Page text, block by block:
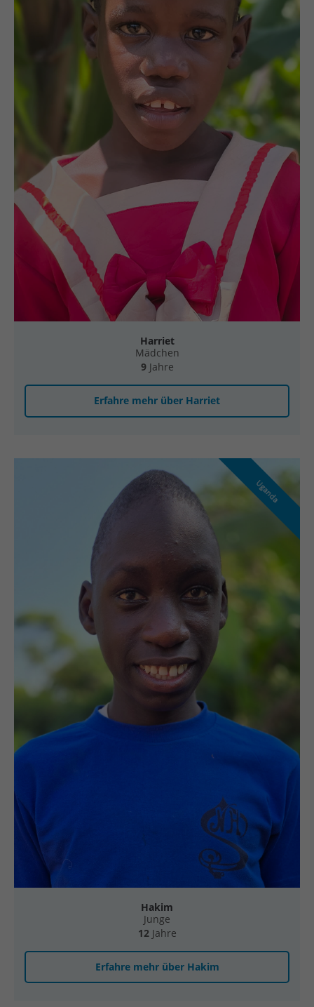
Harriet
Mädchen
9Jahre
Erfahre mehr über Harriet
Uganda
Hakim
Junge
12Jahre
Erfahre mehr über Hakim